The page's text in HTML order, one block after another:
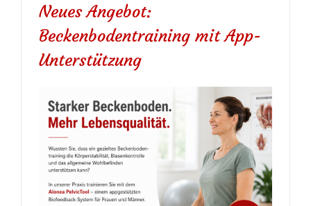
Neues Angebot:
Beckenbodentraining mit App-
Unterstützung